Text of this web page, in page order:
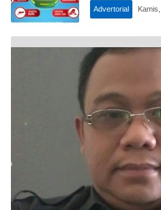
Advertorial